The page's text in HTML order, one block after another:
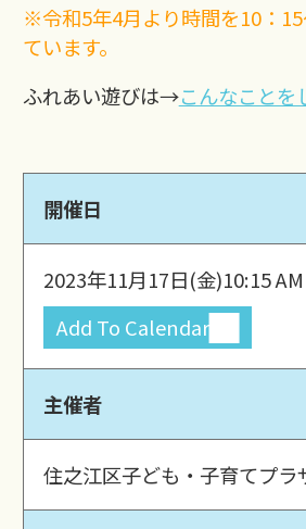
※令和5年4月より時間を10：
ています。
ふれあい遊びは→こんなことを
開催日
2023年11月17日(金)10:15
Add To Calendar
主催者
住之江区子ども・子育てプラ